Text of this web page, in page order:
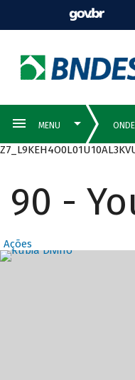
90 -
Ações